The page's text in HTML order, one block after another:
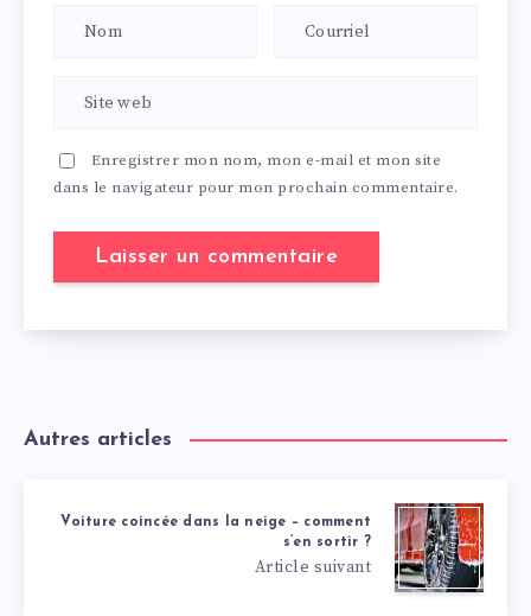
Enregistrer mon nom, mon e-mail et mon site
dans le navigateur pour mon prochain commentaire.
Autres articles
Voiture coincée dans la neige – comment
s’en sortir ?
Article suivant